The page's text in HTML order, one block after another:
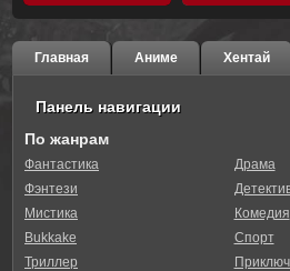
Главная Аниме Хентай
Панель навигации
По жанрам
Фантастика
Фэнтези
Мистика
Bukkake
Триллер
Драма
Комедия
Спорт